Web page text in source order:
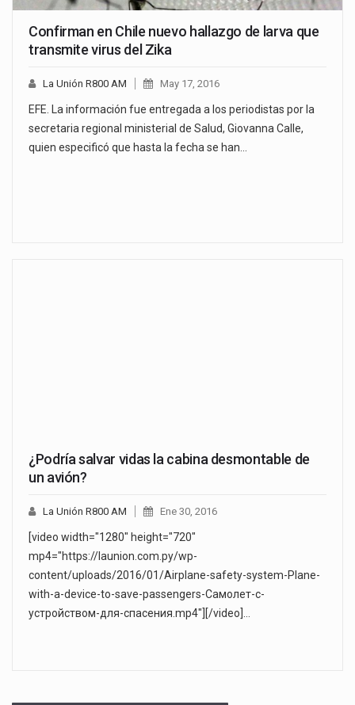
Confirman en Chile nuevo hallazgo de larva que
transmite virus del Zika
La Unión R800 AM May 17, 2016
EFE. La información fue entregada a los periodistas por la
secretaria regional ministerial de Salud, Giovanna Calle,
quien especificó que hasta la fecha se han…
¿Podría salvar vidas la cabina desmontable de
un avión?
La Unión R800 AM Ene 30, 2016
[video width="1280" height="720"
mp4="https://launion.com.py/wp-
content/uploads/2016/01/Airplane-safety-system-Plane-
with-a-device-to-save-passengers-Самолет-с-
устройством-для-спасения.mp4"][/video]…